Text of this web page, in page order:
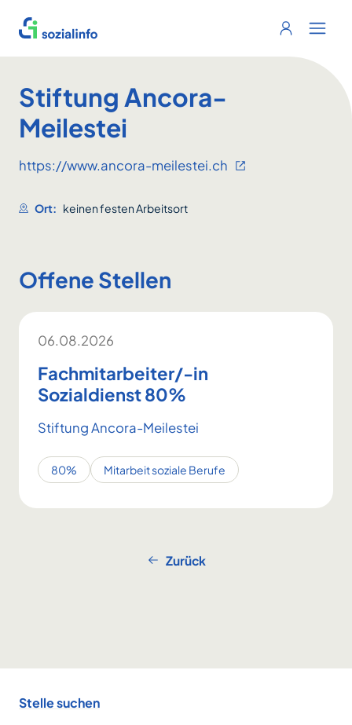
Sozialinfo
Login
Stiftung Ancora-
Meilestei
https://www.ancora-meilestei.ch
Ort: keinen festen Arbeitsort
Offene Stellen
06.08.2026
Fachmitarbeiter/-in
Sozialdienst 80%
Stiftung Ancora-Meilestei
80% Mitarbeit soziale Berufe
Zurück
Stelle suchen